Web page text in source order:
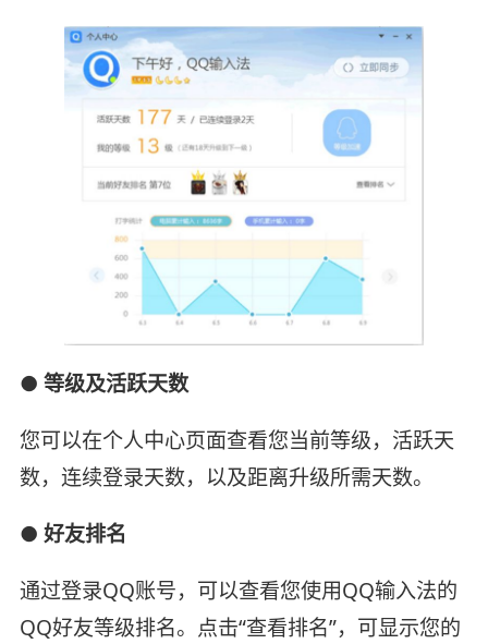
● 等级及活跃天数
您可以在个人中心页面查看您当前等级，活跃天
数，连续登录天数，以及距离升级所需天数。
● 好友排名
通过登录QQ账号，可以查看您使用QQ输入法的
QQ好友等级排名。点击“查看排名”，可显示您的